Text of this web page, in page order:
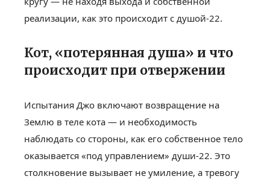
реализации, как это происходит с душой-22.
Кот, «потерянная душа» и что
происходит при отвержении
Испытания Джо включают возвращение на
Землю в теле кота — и необходимость
наблюдать со стороны, как его собственное тело
оказывается «под управлением» души-22. Это
столкновение вызывает не умиление, а тревогу